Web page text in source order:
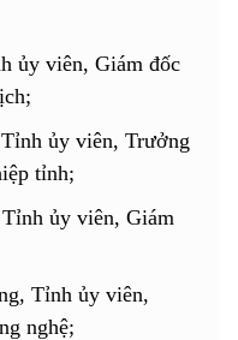
ủy viên, Giám đốc
ủy viên, Trưởng
tỉnh;
ủy viên, Giám
Tỉnh ủy viên,
nghệ;